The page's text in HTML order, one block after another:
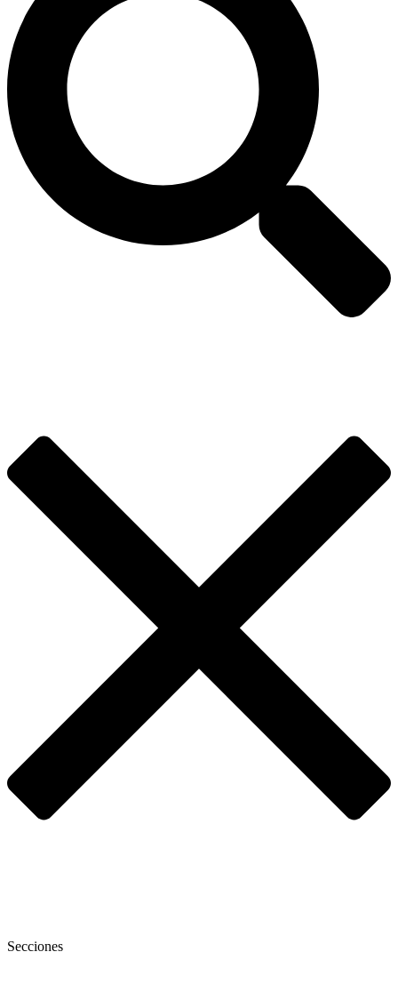
Secciones